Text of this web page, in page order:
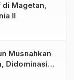
di Magetan,
II
Musnahkan
Didominasi